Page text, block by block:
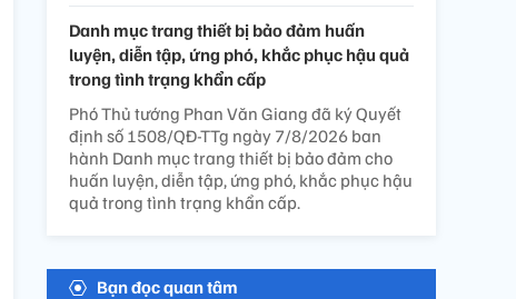
Danh mục trang thiết bị bảo đảm huấn
luyện, diễn tập, ứng phó, khắc phục hậu quả
trong tình trạng khẩn cấp
Phó Thủ tướng Phan Văn Giang đã ký Quyết
định số 1508/QĐ-TTg ngày 7/8/2026 ban
hành Danh mục trang thiết bị bảo đảm cho
huấn luyện, diễn tập, ứng phó, khắc phục hậu
quả trong tình trạng khẩn cấp.
Bạn đọc quan tâm